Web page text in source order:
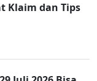
Klaim dan Tips